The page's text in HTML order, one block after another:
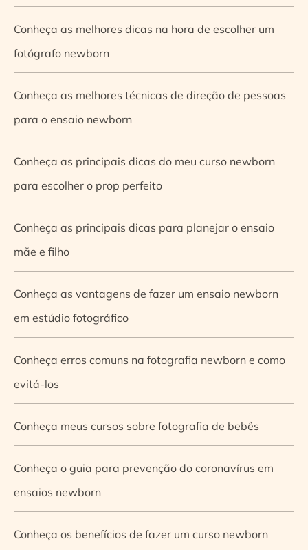
Conheça as melhores dicas na hora de escolher um
fotógrafo newborn
Conheça as melhores técnicas de direção de pessoas
para o ensaio newborn
Conheça as principais dicas do meu curso newborn
para escolher o prop perfeito
Conheça as principais dicas para planejar o ensaio
mãe e filho
Conheça as vantagens de fazer um ensaio newborn
em estúdio fotográfico
Conheça erros comuns na fotografia newborn e como
evitá-los
Conheça meus cursos sobre fotografia de bebês
Conheça o guia para prevenção do coronavírus em
ensaios newborn
Conheça os benefícios de fazer um curso newborn